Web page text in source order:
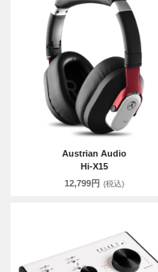
Austrian Audio
Hi-X15
12,799円 (税込)